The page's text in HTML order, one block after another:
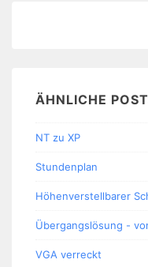
ÄHNLICHE
NT zu XP
Stundenplan
Höhenverstellbarer
Übergangslösung -
VGA verreckt